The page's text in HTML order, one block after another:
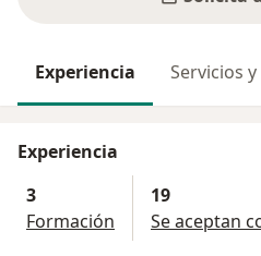
Experiencia Servicios
Experiencia
3
Formación
19
Se aceptan